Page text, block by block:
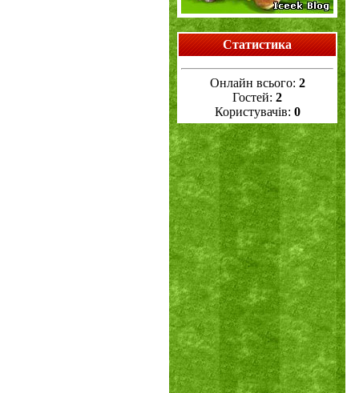
Статистика
Онлайн всього: 2
Гостей: 2
Користувачів: 0